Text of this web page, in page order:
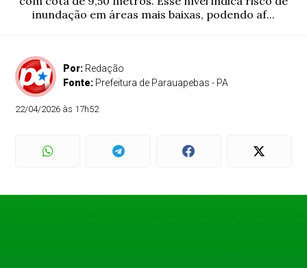
inundação em áreas mais baixas, podendo af...
Por: Redação
Fonte: Prefeitura de Parauapebas - PA
22/04/2026 às 17h52